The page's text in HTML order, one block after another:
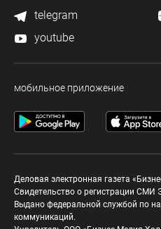
telegram
youtube
мобильное приложение
Деловая электронная газета
Свидетельство о регистрации
Выдано федеральной службой по
коммуникаций.